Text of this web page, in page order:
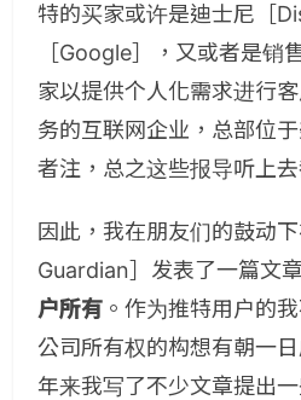
特的买家或许是迪士尼［
［Google］，又或者是销
家以提供个人化需求进行
务的互联网企业，总部位
者注 ，总之这些报导听上
因此，我在朋友们的鼓动
Guardian］发表了一篇文
户所有 。作为推特用户的
公司所有权的构想有朝一
年来我写了不少文章提出